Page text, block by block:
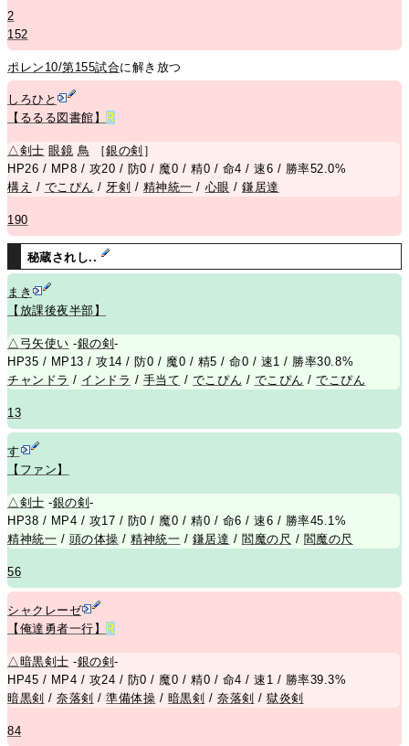
2
152
ポレン10/第155試合に解き放つ
しろひと
【るるる図書館】 R
△ 剣士 眼鏡 鳥 ［銀の剣 ］
HP26 / MP8 / 攻20 / 防0 / 魔0 / 精0 / 命4 / 速6 / 勝率52.0%
構え / でこぴん / 牙剣 / 精神統一 / 心眼 /鎌居達
190
秘蔵されし..
まき
【放課後夜半部】
△ 弓矢使い -銀の剣-
HP35 / MP13 / 攻14 / 防0 / 魔0 / 精5 / 命0 / 速1 / 勝率30.8%
チャンドラ / インドラ / 手当て / でこぴん / でこぴん /でこぴん
13
す
【ファン】
△ 剣士 -銀の剣-
HP38 / MP4 / 攻17 / 防0 / 魔0 / 精0 / 命6 / 速6 / 勝率45.1%
精神統一 / 頭の体操 /精神統一 / 鎌居達 / 閻魔の尺 / 閻魔の尺
56
シャクレーゼ
【俺達勇者一行】 R
△ 暗黒剣士 -銀の剣-
HP45 / MP4 / 攻24 / 防0 / 魔0 / 精0 / 命4 / 速1 / 勝率39.3%
暗黒剣 /奈落剣 /準備体操 / 暗黒剣 /奈落剣 /獄炎剣
84